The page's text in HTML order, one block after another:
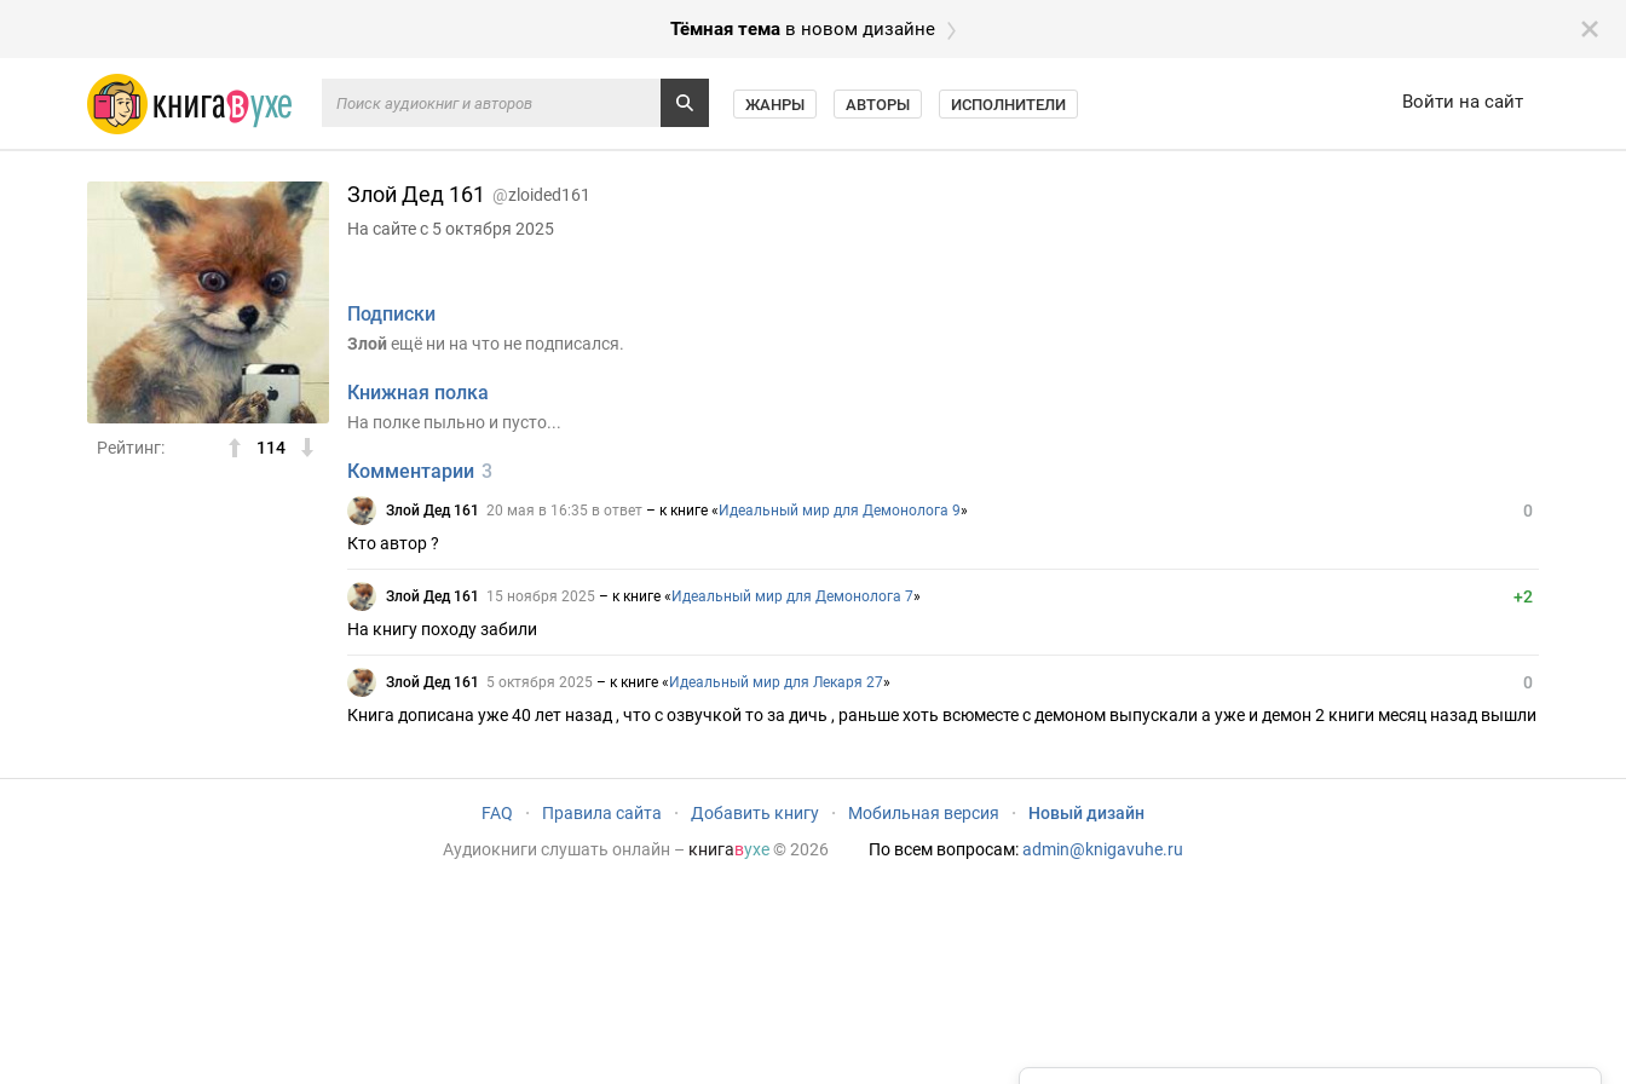
Тёмная тема в новом дизайне
Войти на сайт
ЖАНРЫ АВТОРЫ ИСПОЛНИТЕЛИ
Рейтинг: 114
Злой Дед 161 @zloided161
На сайте с 5 октября 2025
Подписки
Злойещё ни на что не подписался.
Книжная полка
На полке пыльно и пусто...
Комментарии 3
0
Злой Дед 161 20 мая в 16:35 в ответ – к книге « Идеальный мир для Демонолога 9»
Кто автор ?
+2
Злой Дед 161 15 ноября 2025 – к книге « Идеальный мир для Демонолога 7»
На книгу походу забили
0
Злой Дед 161 5 октября 2025 – к книге « Идеальный мир для Лекаря 27»
Книга дописана уже 40 лет назад , что с озвучкой то за дичь , раньше хоть всюместе с демоном выпускали а уже и демон 2 книги месяц назад вышли
FAQ · Правила сайта · Добавить книгу · Мобильная версия ·
Новый дизайн
Аудиокниги слушать онлайн – книгавухе© 2026 По всем вопросам:admin@knigavuhe.ru